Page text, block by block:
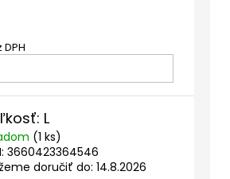
DO
L
(1 ks)
3660423364546
doručiť do: 14.8.2026